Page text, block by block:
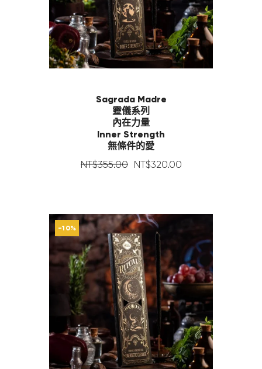
Sagrada Madre
靈儀系列
內在力量
Inner Strength
無條件的愛
NT$355.00 NT$320.00
-10%